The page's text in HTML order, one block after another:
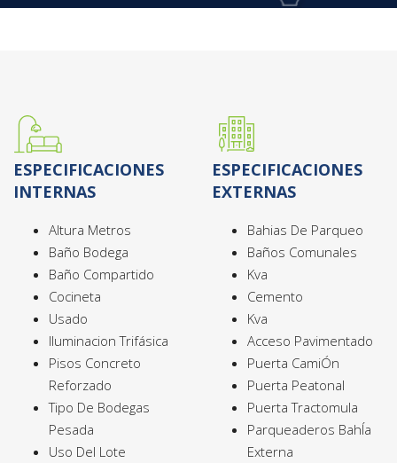
ESPECIFICACIONES
INTERNAS
Altura Metros
Baño Bodega
Baño Compartido
Cocineta
Usado
Iluminacion Trifásica
Pisos Concreto
Reforzado
Tipo De Bodegas
Pesada
Uso Del Lote
ESPECIFICACIONES
EXTERNAS
Bahias De Parqueo
Baños Comunales
Kva
Cemento
Kva
Acceso Pavimentado
Puerta CamiÓn
Puerta Peatonal
Puerta Tractomula
Parqueaderos BahÍa
Externa